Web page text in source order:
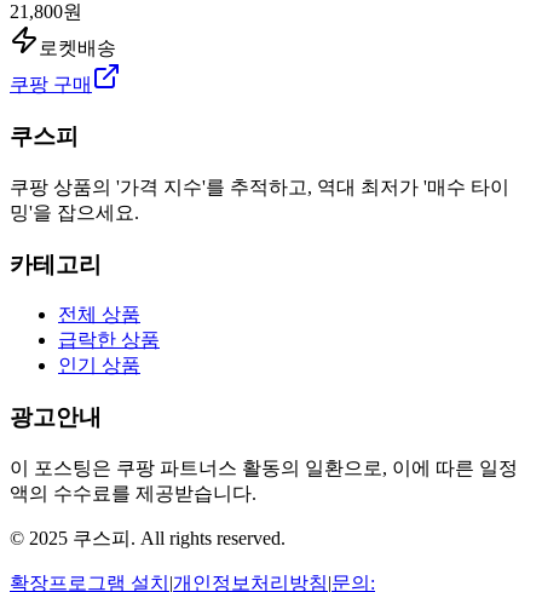
21,800원
로켓배송
쿠팡 구매
쿠스피
쿠팡 상품의 '가격 지수'를 추적하고, 역대 최저가 '매수 타이
밍'을 잡으세요.
카테고리
전체 상품
급락한 상품
인기 상품
광고안내
이 포스팅은 쿠팡 파트너스 활동의 일환으로, 이에 따른 일정
액의 수수료를 제공받습니다.
© 2025 쿠스피. All rights reserved.
확장프로그램 설치 |개인정보처리방침|문의: